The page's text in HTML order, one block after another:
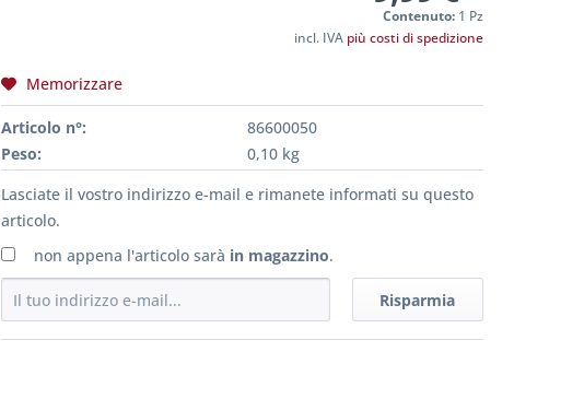
Contenuto: 1 Pz
incl. IVA più costi di spedizione
Memorizzare
Articolo n°:
86600050
Peso:
0,10 kg
Lasciate il vostro indirizzo e-mail e rimanete informati su questo
articolo.
non appena l'articolo sarà in magazzino.
Risparmia